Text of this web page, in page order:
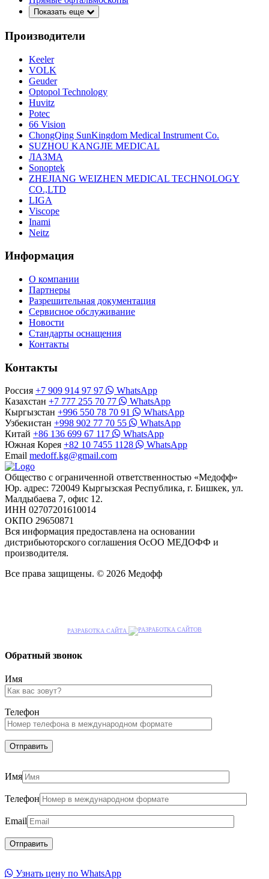
Показать еще
Производители
Keeler
VOLK
Geuder
Optopol Technology
Huvitz
Potec
66 Vision
ChongQing SunKingdom Medical Instrument Co.
SUZHOU KANGJIE MEDICAL
ЛАЗМА
Sonoptek
ZHEJIANG WEIZHEN MEDICAL TECHNOLOGY
CO.,LTD
LIGA
Viscope
Inami
Neitz
Информация
О компании
Партнеры
Разрешительная документация
Сервисное обслуживание
Новости
Стандарты оснащения
Контакты
Контакты
Россия +7 909 914 97 97
WhatsApp
Казахстан +7 777 255 70 77
WhatsApp
Кыргызстан +996 550 78 70 91
WhatsApp
Узбекистан +998 902 77 70 55
WhatsApp
Китай +86 136 699 67 117
WhatsApp
Южная Корея +82 10 7455 1128
WhatsApp
Email medoff.kg@gmail.com
Общество с ограниченной ответственностью «Медофф»
Юр. адрес: 720049 Кыргызская Республика, г. Бишкек, ул.
Малдыбаева 7, офис 12.
ИНН 02707201610014
ОКПО 29650871
Вся информация предоставлена на основании
дистрибьюторского соглашения ОсОО МЕДОФФ и
производителя.
Все права защищены. © 2026 Медофф
РАЗРАБОТКА САЙТА
Обратный звонок
Имя
Телефон
Имя
Телефон
Email
Узнать цену по WhatsApp